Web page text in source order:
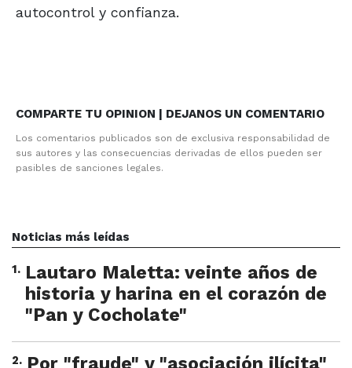
autocontrol y confianza.
COMPARTE TU OPINION | DEJANOS UN COMENTARIO
Los comentarios publicados son de exclusiva responsabilidad de
sus autores y las consecuencias derivadas de ellos pueden ser
pasibles de sanciones legales.
Noticias más leídas
1. Lautaro Maletta: veinte años de
historia y harina en el corazón de
"Pan y Cocholate"
2.